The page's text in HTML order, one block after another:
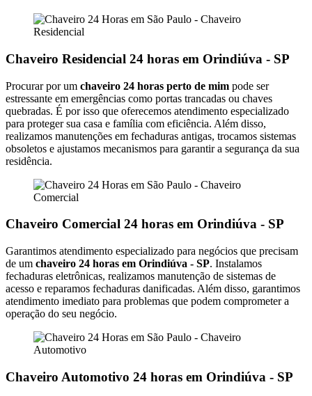
Chaveiro Residencial 24 horas em Orindiúva - SP
Procurar por um chaveiro 24 horas perto de mim pode ser
estressante em emergências como portas trancadas ou chaves
quebradas. É por isso que oferecemos atendimento especializado
para proteger sua casa e família com eficiência. Além disso,
realizamos manutenções em fechaduras antigas, trocamos sistemas
obsoletos e ajustamos mecanismos para garantir a segurança da sua
residência.
Chaveiro Comercial 24 horas em Orindiúva - SP
Garantimos atendimento especializado para negócios que precisam
de um chaveiro 24 horas em Orindiúva - SP. Instalamos
fechaduras eletrônicas, realizamos manutenção de sistemas de
acesso e reparamos fechaduras danificadas. Além disso, garantimos
atendimento imediato para problemas que podem comprometer a
operação do seu negócio.
Chaveiro Automotivo 24 horas em Orindiúva - SP